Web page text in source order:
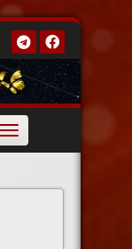
Toggle
navigation